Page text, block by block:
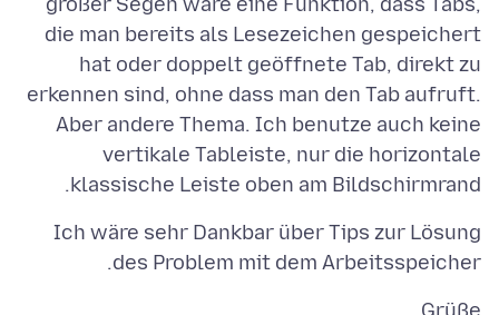
die man bereits als Lesezeichen gespeichert
hat oder doppelt geöffnete Tab, direkt zu
erkennen sind, ohne dass man den Tab aufruft.
Aber andere Thema. Ich benutze auch keine
vertikale Tableiste, nur die horizontale
klassische Leiste oben am Bildschirmrand.
Ich wäre sehr Dankbar über Tips zur Lösung
des Problem mit dem Arbeitsspeicher.